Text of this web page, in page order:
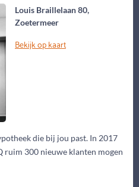
Louis Braillelaan 80,
Zoetermeer
Bekijk op kaart
die bij jou past. In 2017
ruim 300 nieuwe klanten mogen